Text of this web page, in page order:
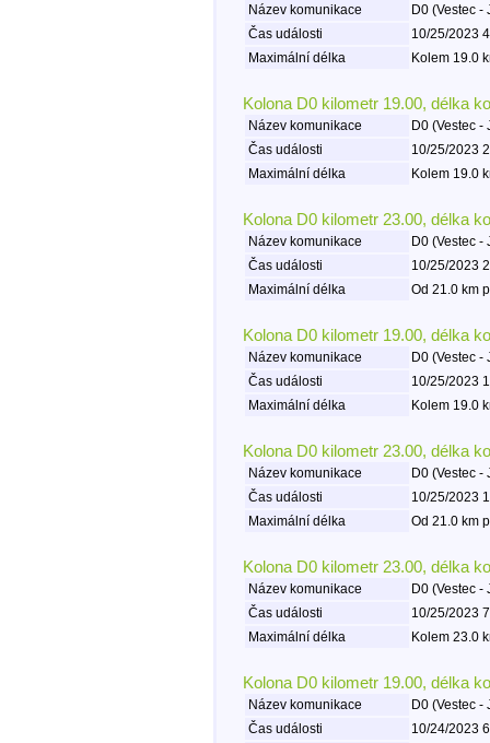
Název komunikace
D0 (Vestec -
Čas události
10/25/2023
Maximální délka
Kolem 19.0
Kolona D0 kilometr 19.00, délka
Název komunikace
D0 (Vestec -
Čas události
10/25/2023
Maximální délka
Kolem 19.0
Kolona D0 kilometr 23.00, délka
Název komunikace
D0 (Vestec -
Čas události
10/25/2023
Maximální délka
Od 21.0 km
Kolona D0 kilometr 19.00, délka
Název komunikace
D0 (Vestec -
Čas události
10/25/2023
Maximální délka
Kolem 19.0
Kolona D0 kilometr 23.00, délka
Název komunikace
D0 (Vestec -
Čas události
10/25/2023
Maximální délka
Od 21.0 km
Kolona D0 kilometr 23.00, délka
Název komunikace
D0 (Vestec -
Čas události
10/25/2023
Maximální délka
Kolem 23.0
Kolona D0 kilometr 19.00, délka
Název komunikace
D0 (Vestec -
Čas události
10/24/2023